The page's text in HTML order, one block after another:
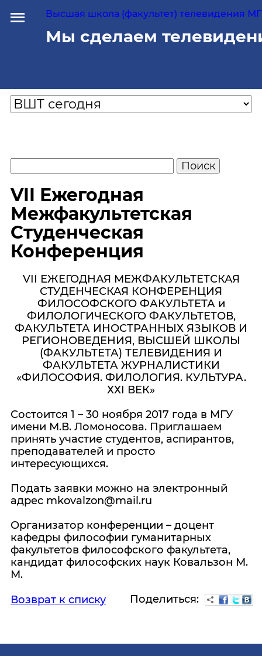
Высшая школа (факультет) телевидения
Мы сделаем
VII Ежегодная
Межфакультетская
Студенческая
Конференция
VII ЕЖЕГОДНАЯ МЕЖФАКУЛЬТЕТСКАЯ
СТУДЕНЧЕСКАЯ КОНФЕРЕНЦИЯ
ФИЛОСОФСКОГО ФАКУЛЬТЕТА и
ФИЛОЛОГИЧЕСКОГО ФАКУЛЬТЕТОВ,
ФАКУЛЬТЕТА ИНОСТРАННЫХ ЯЗЫКОВ И
РЕГИОНОВЕДЕНИЯ, ВЫСШЕЙ ШКОЛЫ
(ФАКУЛЬТЕТА) ТЕЛЕВИДЕНИЯ И
ФАКУЛЬТЕТА ЖУРНАЛИСТИКИ
«ФИЛОСОФИЯ. ФИЛОЛОГИЯ. КУЛЬТУРА.
ХХI ВЕК»
Состоится 1 – 30 ноября 2017 года в МГУ
имени М.В. Ломоносова. Приглашаем
принять участие студентов, аспирантов,
преподавателей и просто
интересующихся.
Подать заявки можно на электронный
адрес mkovalzon@mail.ru
Организатор конференции – доцент
кафедры философии гуманитарных
факультетов философского факультета,
кандидат философских наук Ковальзон М.
М.
Возврат к списку
Поделиться: